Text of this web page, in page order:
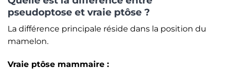
pseudoptose et vraie ptôse ?
La différence principale réside dans la position du
mamelon.
Vraie ptôse mammaire :